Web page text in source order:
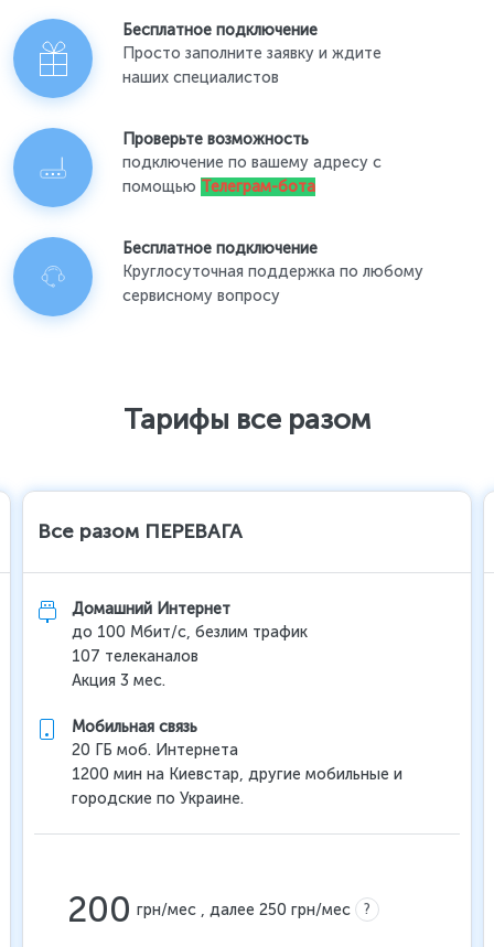
Бесплатное подключение
Просто заполните заявку и ждите
наших специалистов
Проверьте возможность
подключение по вашему адресу с
помощью Телеграм-бота
Бесплатное подключение
Круглосуточная поддержка по любому
сервисному вопросу
Тарифы все разом
Все разом ПЕРЕВАГА
Домашний Интернет
до 100 Мбит/с, безлим трафик
107 телеканалов
Акция 3 мес.
Мобильная связь
20 ГБ моб. Интернета
1200 мин на Киевстар, другие мобильные и
городские по Украине.
200 грн/мес , далее 250 грн/мес ?